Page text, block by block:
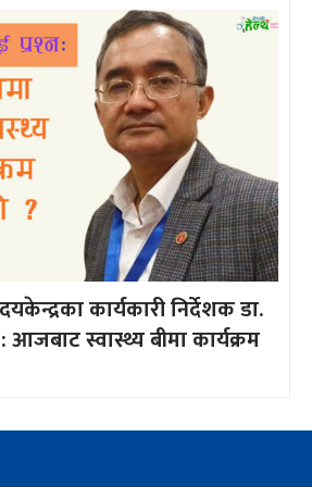
कार्यकारी निर्देशक डा.
आजबाट स्वास्थ्य बीमा कार्यक्रम